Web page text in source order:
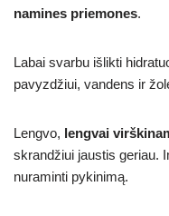
namines priemones.
Labai svarbu išlikti
pavyzdžiui, vandens ir
Lengvo, lengvai
skrandžiui jaustis geriau.
nuraminti pykinimą.